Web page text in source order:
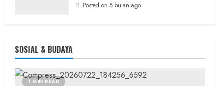
Posted on 5 bulan ago
SOSIAL & BUDAYA
1 MIN READ